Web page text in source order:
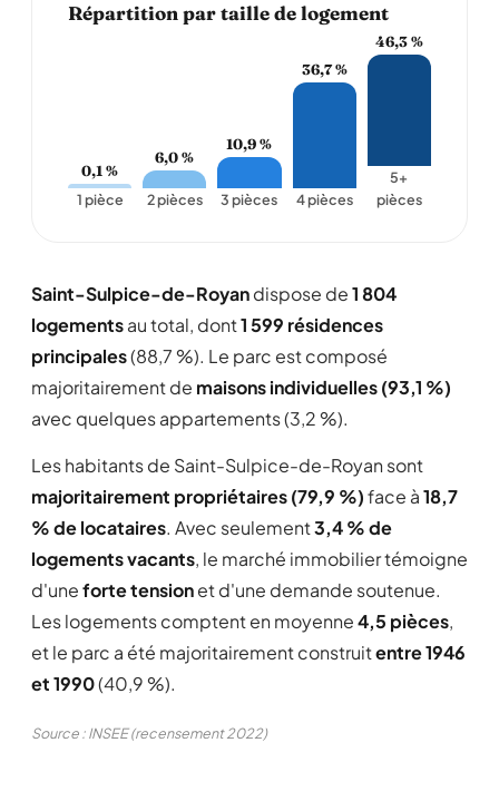
Répartition par taille de logement
0,1 %
1 pièce
6,0 %
2 pièces
10,9 %
3 pièces
36,7 %
4 pièces
46,3 %
5+
pièces
Saint-Sulpice-de-Royandispose de1 804
logementsau total, dont1 599 résidences
principales(88,7 %). Le parc est composé
majoritairement de maisons individuelles (93,1 %)
avec quelques appartements (3,2 %).
Les habitants de Saint-Sulpice-de-Royan sont
majoritairement propriétaires (79,9 %)face à18,7
% de locataires. Avec seulement3,4 % de
logements vacants, le marché immobilier témoigne
d'uneforte tensionet d'une demande soutenue.
Les logements comptent en moyenne4,5 pièces,
et le parc a été majoritairement construitentre 1946
et 1990(40,9 %).
Source : INSEE (recensement 2022)